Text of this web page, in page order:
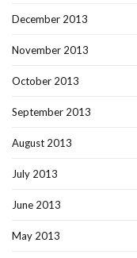
December 2013
November 2013
October 2013
September 2013
August 2013
July 2013
June 2013
May 2013